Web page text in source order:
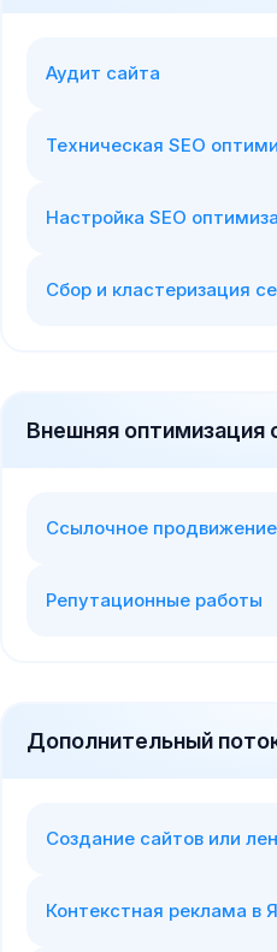
Аудит сайта
Техническая SEO
Настройка SEO
Сбор и кластеризация
Внешняя оптимизация
Ссылочное
Репутационные работы
Дополнительный
Создание сайтов или
Контекстная реклама в